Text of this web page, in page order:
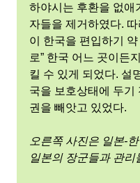
하야시는 후환을 없애
자들을 제거하였다.
이 한국을 편입하기
로” 한국 어느 곳이든
킬 수 있게 되었다. 설
국을 보호상태에 두기
권을 빼앗고 있었다.
오른쪽 사진은 일본-
일본의 장군들과 관리